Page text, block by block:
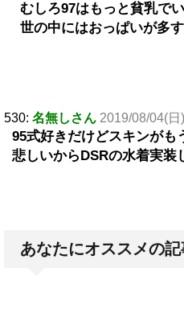
むしろ97はもっと貧乳で
世の中にはおっぱいが多
530: 名無しさん 2019/08/04(
95式好きだけどスキンがも
悲しいからDSRの水着実装
あなたにオススメの